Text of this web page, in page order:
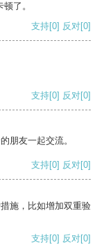
了。
支持[0] 反对[0]
支持[0] 反对[0]
朋友一起交流。
支持[0] 反对[0]
施，比如增加双重验
支持[0] 反对[0]